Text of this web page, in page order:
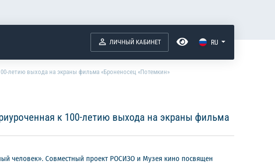
ЛИЧНЫЙ КАБИНЕТ RU
летию выхода на экраны фильма «Броненосец «Потемкин»
к 100-летию выхода на экраны фильма
человек». Совместный проект РОСИЗО и Музея кино посвящен